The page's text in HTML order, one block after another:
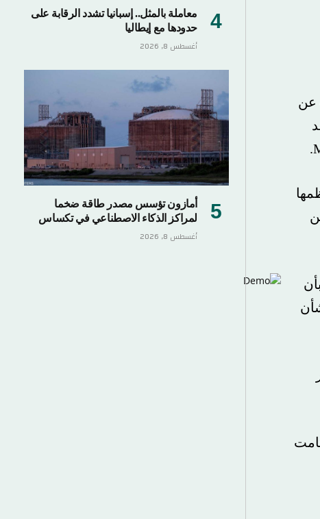
معاملة بالمثل.. إسبانيا تشدد الرقابة على
حدودها مع إيطاليا
أغسطس 8, 2026
أمازون تؤسس مصدر طاقة ضخما
لمراكز الذكاء الاصطناعي في تكساس
أغسطس 8, 2026